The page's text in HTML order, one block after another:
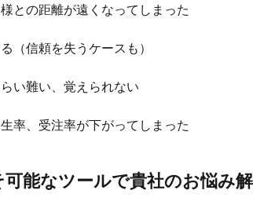
との距離が遠くなってしまった
（信頼を失うケースも）
い難い、覚えられない
率、受注率が下がってしまった
能なツールで貴社のお悩み解